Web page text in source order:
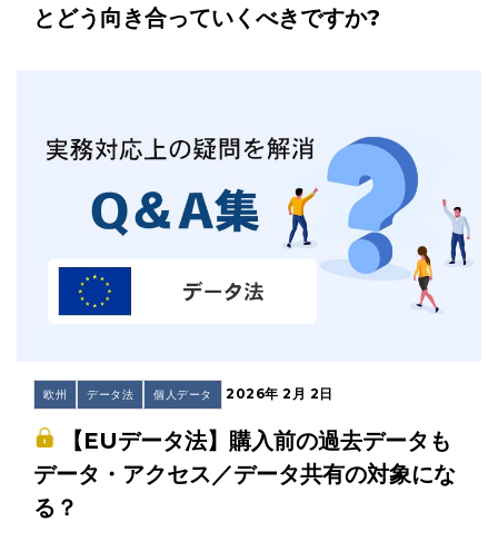
とどう向き合っていくべきですか?
欧州 データ法 個人データ 2026年 2月 2日
【EUデータ法】購入前の過去データも
データ・アクセス／データ共有の対象にな
る？